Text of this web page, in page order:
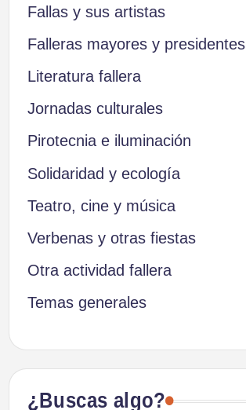
Fallas y sus artistas
Falleras mayores y presidentes
Literatura fallera
Jornadas culturales
Pirotecnia e iluminación
Solidaridad y ecología
Teatro, cine y música
Verbenas y otras fiestas
Otra actividad fallera
Temas generales
¿Buscas algo?